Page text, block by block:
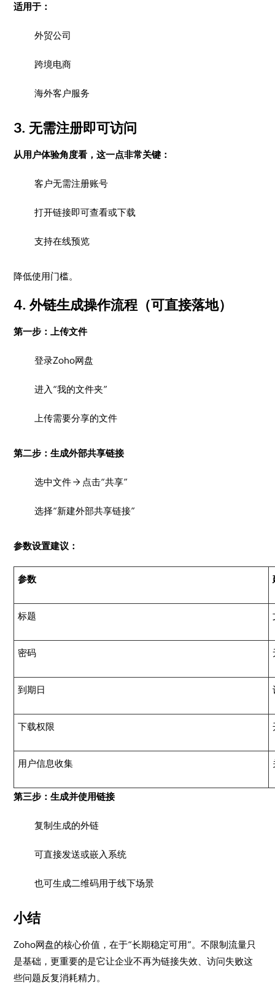
适用于：
外贸公司
跨境电商
海外客户服务
3. 无需注册即可访问
从用户体验角度看，这一点非常关键：
客户无需注册账号
打开链接即可查看或下载
支持在线预览
降低使用门槛。
4. 外链生成操作流程（可直接落地）
第一步：上传文件
登录Zoho网盘
进入“我的文件夹”
上传需要分享的文件
第二步：生成外部共享链接
选中文件 → 点击“共享”
选择“新建外部共享链接”
参数设置建议：
参数
标题
密码
到期日
下载权限
用户信息收集
第三步：生成并使用链接
复制生成的外链
可直接发送或嵌入系统
也可生成二维码用于线下场景
小结
Zoho网盘的核心价值，在于“长期稳定可用”。不限制流量只
是基础，更重要的是它让企业不再为链接失效、访问失败这
些问题反复消耗精力。